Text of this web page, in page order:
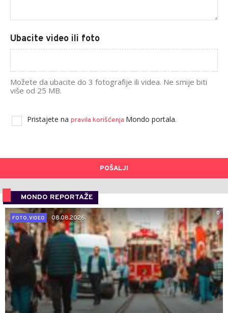
Ubacite video ili foto
Možete da ubacite do 3 fotografije ili videa. Ne smije biti
više od 25 MB.
Pristajete na pravila korišćenja Mondo portala.
POŠALJI
MONDO REPORTAŽE
0
FOTO, VIDEO
08.08.2026.